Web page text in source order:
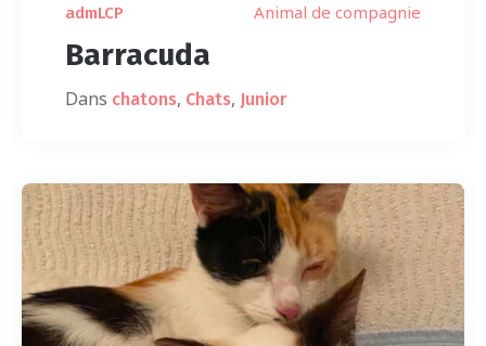
admLCP Animal de compagnie
Barracuda
Dans chatons, Chats, Junior